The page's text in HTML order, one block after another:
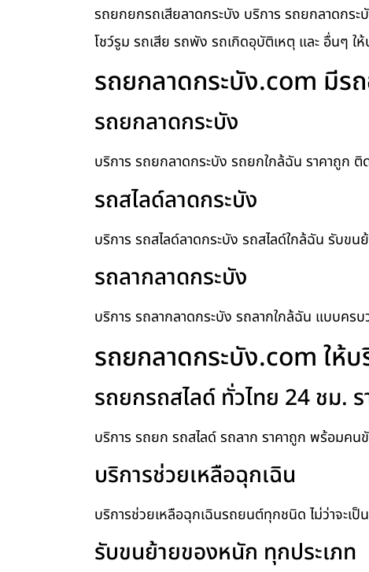
รถยกยกรถเสียลาดกระบัง บริการ รถยกลาดกระ
โชว์รูม รถเสีย รถพัง รถเกิดอุบัติเหตุ และ อื่นๆ ใ
รถยกลาดกระบัง.com มีรถ
รถยกลาดกระบัง
บริการ รถยกลาดกระบัง รถยกใกล้ฉัน ราคาถูก ติ
รถสไลด์ลาดกระบัง
บริการ รถสไลด์ลาดกระบัง รถสไลด์ใกล้ฉัน รับข
รถลากลาดกระบัง
บริการ รถลากลาดกระบัง รถลากใกล้ฉัน แบบค
รถยกลาดกระบัง.com ให้บ
รถยกรถสไลด์ ทั่วไทย 24 ชม.
บริการ รถยก รถสไลด์ รถลาก ราคาถูก พร้อมค
บริการช่วยเหลือฉุกเฉิน
บริการช่วยเหลือฉุกเฉินรถยนต์ทุกชนิด ไม่ว่าจะเ
รับขนย้ายของหนัก ทุกประเภท